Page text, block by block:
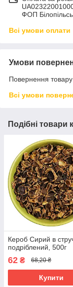
ФОП
Всі умови оплати
Умови
Повернення
Всі умови
Подібні товари
Кероб Сирий в
подріблений, 500г
62 ₴ 68,20 ₴
Купити